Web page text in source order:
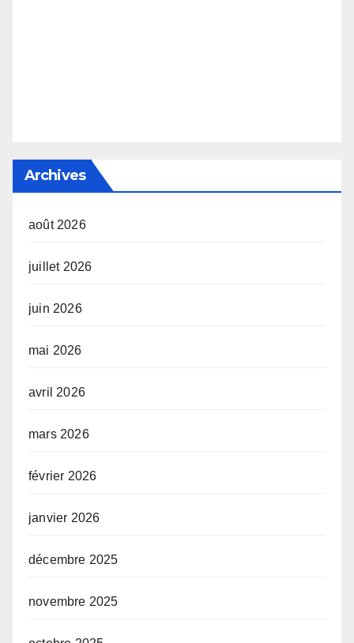
Archives
août 2026
juillet 2026
juin 2026
mai 2026
avril 2026
mars 2026
février 2026
janvier 2026
décembre 2025
novembre 2025